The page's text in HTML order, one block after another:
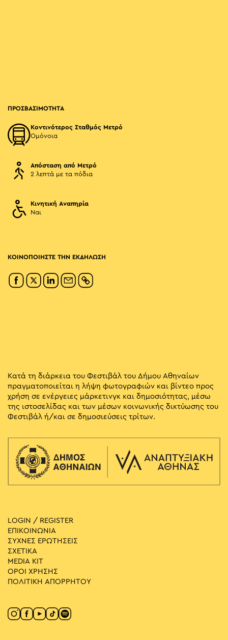
ΠΡΟΣΒΑΣΙΜΟΤΗΤΑ
Κοντινότερος Σταθμός Μετρό
Ομόνοια
Απόσταση από Μετρό
2 λεπτά με τα πόδια
Κινητική Αναπηρία
Ναι
ΚΟΙΝΟΠΟΙΗΣΤΕ ΤΗΝ ΕΚΔΗΛΩΣΗ
Κατά τη διάρκεια του Φεστιβάλ του Δήμου Αθηναίων
πραγματοποιείται η λήψη φωτογραφιών και βίντεο προς
χρήση σε ενέργειες μάρκετινγκ και δημοσιότητας, μέσω
της ιστοσελίδας και των μέσων κοινωνικής δικτύωσης του
Φεστιβάλ ή/και σε δημοσιεύσεις τρίτων.
LOGIN / REGISTER
ΕΠΙΚΟΙΝΩΝΙΑ
ΣΥΧΝΕΣ ΕΡΩΤΗΣΕΙΣ
ΣΧΕΤΙΚΑ
MEDIA ΚIT
ΟΡΟΙ ΧΡΗΣΗΣ
ΠΟΛΙΤΙΚΗ ΑΠΟΡΡΗΤΟΥ